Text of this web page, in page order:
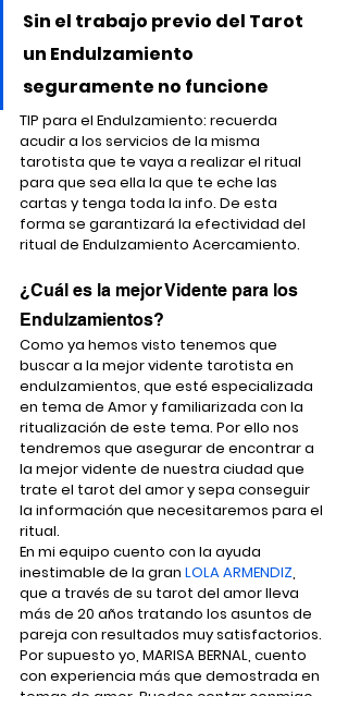
Sin el trabajo previo del Tarot
un Endulzamiento
seguramente no funcione
TIP para el Endulzamiento: recuerda
acudir a los servicios de la misma
tarotista que te vaya a realizar el ritual
para que sea ella la que te eche las
cartas y tenga toda la info. De esta
forma se garantizará la efectividad del
ritual de Endulzamiento Acercamiento.
¿Cuál es la mejor Vidente para los
Endulzamientos?
Como ya hemos visto tenemos que
buscar a la mejor vidente tarotista en
endulzamientos, que esté especializada
en tema de Amor y familiarizada con la
ritualización de este tema. Por ello nos
tendremos que asegurar de encontrar a
la mejor vidente de nuestra ciudad que
trate el tarot del amor y sepa conseguir
la información que necesitaremos para el
ritual.
En mi equipo cuento con la ayuda
inestimable de la gran LOLA ARMENDIZ,
que a través de su tarot del amor lleva
más de 20 años tratando los asuntos de
pareja con resultados muy satisfactorios.
Por supuesto yo, MARISA BERNAL, cuento
con experiencia más que demostrada en
temas de amor. Puedes contar conmigo